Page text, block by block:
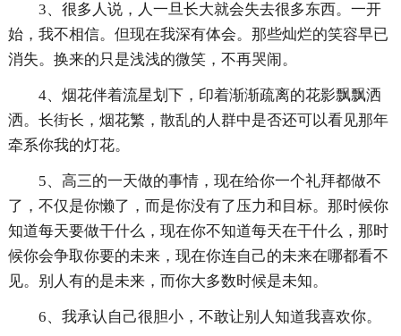
3、很多人说，人一旦长大就会失去很多东西。一开
始，我不相信。但现在我深有体会。那些灿烂的笑容早已
消失。换来的只是浅浅的微笑，不再哭闹。
4、烟花伴着流星划下，印着渐渐疏离的花影飘飘洒
洒。长街长，烟花繁，散乱的人群中是否还可以看见那年
牵系你我的灯花。
5、高三的一天做的事情，现在给你一个礼拜都做不
了，不仅是你懒了，而是你没有了压力和目标。那时候你
知道每天要做干什么，现在你不知道每天在干什么，那时
候你会争取你要的未来，现在你连自己的未来在哪都看不
见。别人有的是未来，而你大多数时候是未知。
6、我承认自己很胆小，不敢让别人知道我喜欢你。